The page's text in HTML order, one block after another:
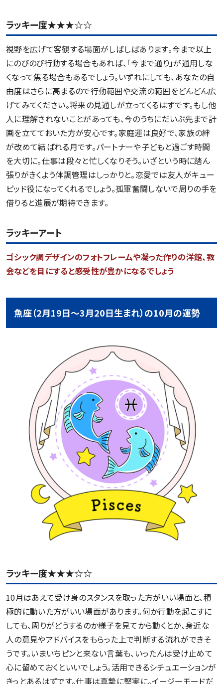
ラッキー度★★★☆☆
視野を広げて客観する場面がしばしばあります。今まで以上
にのびのび行動する場合もあれば、「今まで通り」が通用しな
くなって焦る場合もあるでしょう。いずれにしても、あなたの自
由度はさらに高まるので行動範囲や交流の範囲をどんどん広
げてみてください。将来の見通しが立ってくるはずです。もし他
人に理解されないことがあっても、今のうちにだいぶ先まで計
画を立てておいた方が安心です。家庭運は良好で、家族の絆
が改めて結ばれる月です。パートナーや子どもと過ごす時間
を大切に。仕事は段々と忙しくなりそう。いざという時に踏ん
張りがきくよう体調管理はしっかりと。恋愛では友人がキュー
ピッド役になってくれるでしょう。孤軍奮闘しないで周りの手を
借りると進展が期待できます。
ラッキーアート
ゴシック調デザインのフォトフレームや凝った作りの洋館、教
会などを目にすると感受性が豊かになるでしょう
魚座（2月19日～3月20日生まれ）の10月の運勢
ラッキー度★★★☆☆
10月はあえて受け身のスタンスを取った方がいい場面と、積
極的に動いた方がいい場面があります。何か行動を起こすに
しても、周りがどうするのか様子を見てから動くとか、身近な
人の意見やアドバイスをもらった上で判断する流れができそ
うです。いまいちピンと来ない言葉も、いったんは受け止めて
心に留めておくといいでしょう。活用できるシチュエーションが
きっとあるはずです。仕事は真摯に堅実に。イージーモードだ